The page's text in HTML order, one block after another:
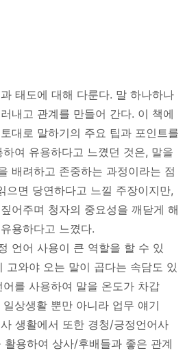
태도에 대해 다룬다. 말 하나하나
내고 관계를 만들어 간다. 이 책에
대로 말하기의 주요 팁과 포인트를
여 유용하다고 느꼈던 것은, 말을
배려하고 존중하는 과정이라는 점
으면 당연하다고 느낄 주장이지만,
어주며 청자의 중요성을 깨닫게 해
용하다고 느꼈다.
언어 사용이 큰 역할을 할 수 있
고와야 오는 말이 곱다는 속담도 있
를 사용하여 말을 온도가 차갑
상생활 뿐만 아니라 업무 얘기
생활에서 또한 경청/긍정언어사
용하여 상사/후배들과 좋은 관계